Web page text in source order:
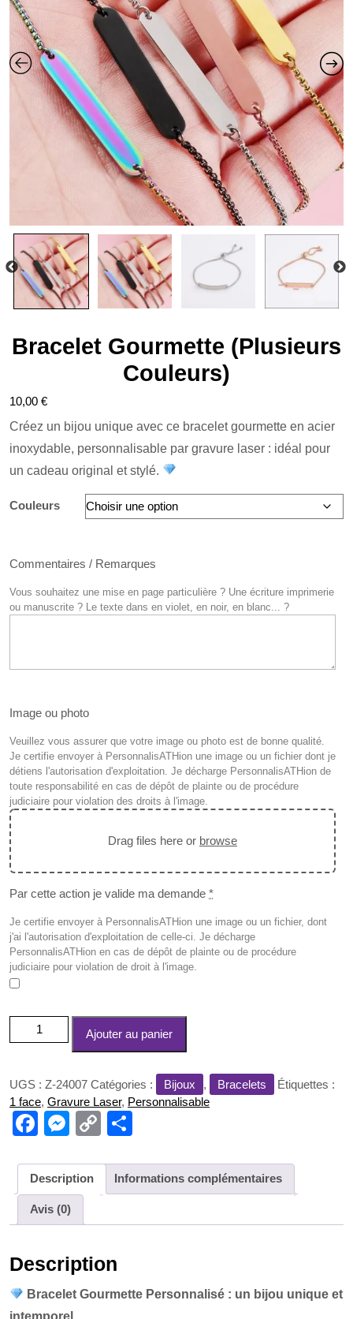
Bracelet Gourmette (Plusieurs
Couleurs)
10,00 €
Créez un bijou unique avec ce bracelet gourmette en acier
inoxydable, personnalisable par gravure laser : idéal pour
un cadeau original et stylé.
Couleurs
Commentaires / Remarques
Vous souhaitez une mise en page particulière ? Une écriture imprimerie
ou manuscrite ? Le texte dans en violet, en noir, en blanc... ?
Image ou photo
Veuillez vous assurer que votre image ou photo est de bonne qualité.
Je certifie envoyer à PersonnalisATHion une image ou un fichier dont je
détiens l'autorisation d'exploitation. Je décharge PersonnalisATHion de
toute responsabilité en cas de dépôt de plainte ou de procédure
judiciaire pour violation des droits à l'image.
Drag files here or browse
Par cette action je valide ma demande *
Je certifie envoyer à PersonnalisATHion une image ou un fichier, dont
j'ai l'autorisation d'exploitation de celle-ci. Je décharge
PersonnalisATHion en cas de dépôt de plainte ou de procédure
judiciaire pour violation de droit à l'image.
quantité
de
(Plusieurs
Couleurs)
Ajouter au panier
UGS : Z-24007 Catégories : Bijoux , Bracelets
Étiquettes :
1 face, Gravure Laser, Personnalisable
F
c
e
b
o
k
M
ss
e
n
er
C
p
y
Li
k
ta
g
er
Description Informations complémentaires
Avis (0)
Description
Bracelet Gourmette Personnalisé : un bijou unique et
intemporel